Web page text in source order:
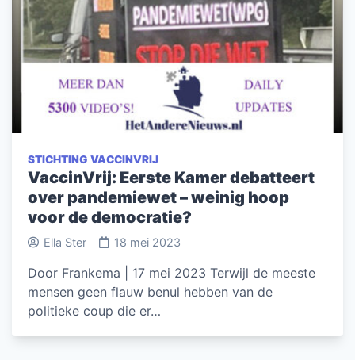
STICHTING VACCINVRIJ
VaccinVrij: Eerste Kamer debatteert
over pandemiewet – weinig hoop
voor de democratie?
Ella Ster 18 mei 2023
Door Frankema | 17 mei 2023 Terwijl de meeste
mensen geen flauw benul hebben van de
politieke coup die er…